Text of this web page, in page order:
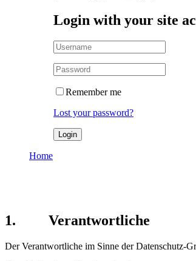
Login with your site
Remember me
Lost your password?
Home
1. Verantwortliche
Der Verantwortliche im Sinne der Datenschutz-